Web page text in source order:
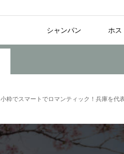
シャンパン ホス
小粋でスマートでロマンティック！兵庫を代